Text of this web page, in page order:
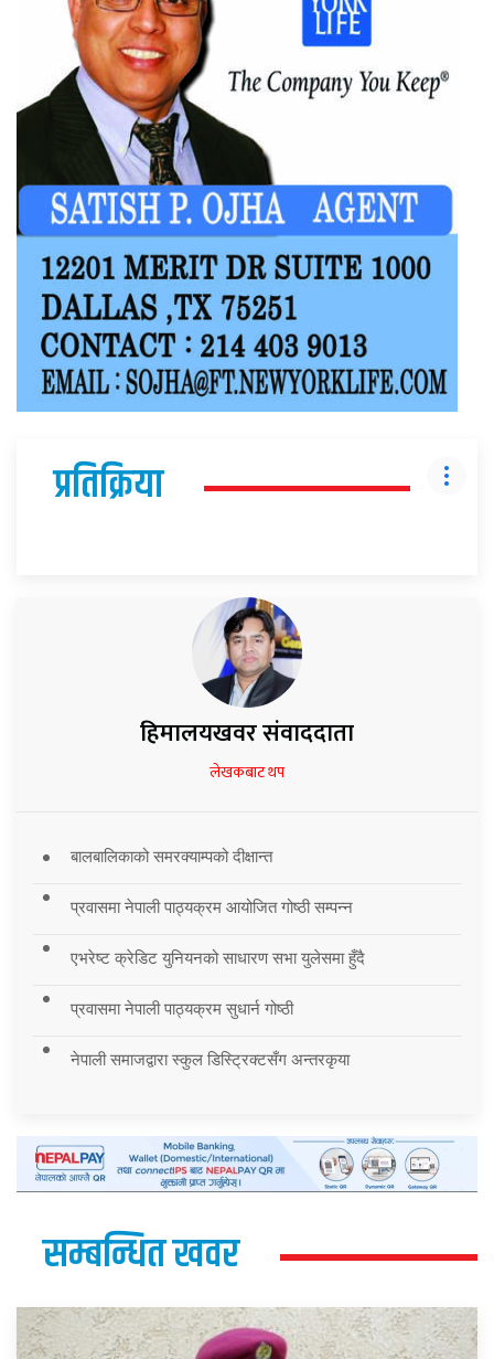
प्रतिक्रिया
हिमालयखवर संवाददाता
लेखकबाट थप
बालबालिकाको समरक्याम्पको दीक्षान्त
प्रवासमा नेपाली पाठ्यक्रम आयोजित गोष्ठी सम्पन्न
एभरेष्ट क्रेडिट युनियनको साधारण सभा युलेसमा हुँदै
प्रवासमा नेपाली पाठ्यक्रम सुधार्न गोष्ठी
नेपाली समाजद्वारा स्कुल डिस्ट्रिक्टसँग अन्तरकृया
सम्बन्धित खवर